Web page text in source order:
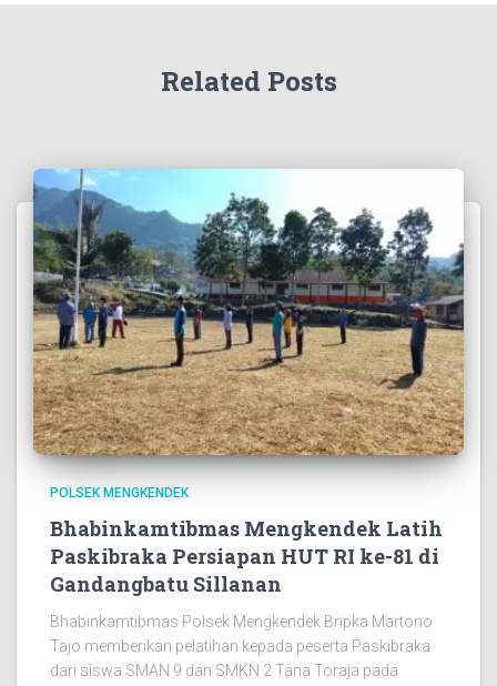
Related Posts
POLSEK MENGKENDEK
Bhabinkamtibmas Mengkendek Latih
Paskibraka Persiapan HUT RI ke-81 di
Gandangbatu Sillanan
Bhabinkamtibmas Polsek Mengkendek Bripka Martono
Tajo memberikan pelatihan kepada peserta Paskibraka
dari siswa SMAN 9 dan SMKN 2 Tana Toraja pada